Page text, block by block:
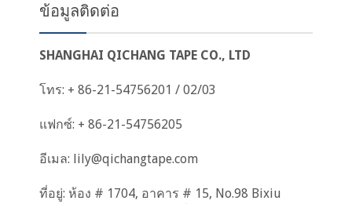
ข้อมูลติดต่อ
SHANGHAI QICHANG TAPE CO., LTD
โทร: + 86-21-54756201 / 02/03
แฟกซ์: + 86-21-54756205
อีเมล: lily@qichangtape.com
ที่อยู่: ห้อง # 1704, อาคาร # 15, No.98 Bixiu